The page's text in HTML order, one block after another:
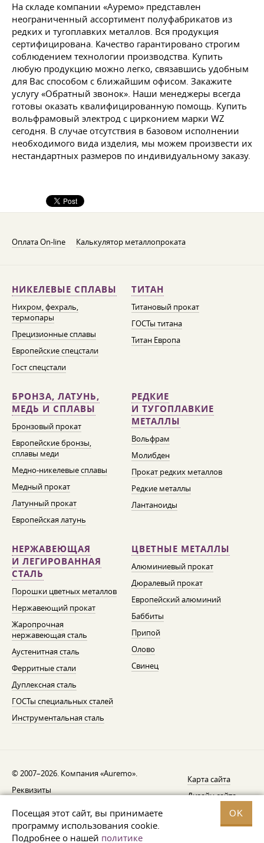
Посещая этот сайт, вы принимаете
программу использования cookie.
Подробнее о нашей политике
OK
На складе компании «Ауремо» представлен
неограниченный ассортимент полуфабрикатов из
редких и тугоплавких металлов. Вся продукция
сертифицирована. Качество гарантировано строгим
соблюдением технологии производства. Купить
любую продукцию можно легко, связавшись удобным
для Вас способом с ближайшим офисом. Закажите
услугу «Обратный звонок». Наши менеджеры всегда
готовы оказать квалифицированную помощь. Купить
вольфрамовый электрод с цирконием марки WZ
сегодня. В случае отсутствия в базовом исполнении
необходимого вида изделия, мы можем произвести их
нестандартных размеров по индивидуальному заказу.
Оплата On-line Калькулятор металлопроката
НИКЕЛЕВЫЕ СПЛАВЫ
Нихром, фехраль,
термопары
Прецизионные сплавы
Европейские спецстали
Гост спецстали
ТИТАН
Титановый прокат
ГОСТы титана
Титан Европа
БРОНЗА, ЛАТУНЬ,
МЕДЬ И СПЛАВЫ
Бронзовый прокат
Европейские бронзы,
сплавы меди
Медно-никелевые сплавы
Медный прокат
Латунный прокат
Европейская латунь
РЕДКИЕ
И ТУГОПЛАВКИЕ
МЕТАЛЛЫ
Вольфрам
Молибден
Прокат редких металлов
Редкие металлы
Лантаноиды
НЕРЖАВЕЮЩАЯ
И ЛЕГИРОВАННАЯ
СТАЛЬ
Порошки цветных металлов
Нержавеющий прокат
Жаропрочная
нержавеющая сталь
Аустенитная сталь
Ферритные стали
Дуплексная сталь
ГОСТы специальных сталей
Инструментальная сталь
ЦВЕТНЫЕ МЕТАЛЛЫ
Алюминиевый прокат
Дюралевый прокат
Европейский алюминий
Баббиты
Припой
Олово
Свинец
© 2007–2026. Компания «Auremo».
Реквизиты
Уведомление об отзыве
Защита данных
Карта сайта
Дизайн сайта —